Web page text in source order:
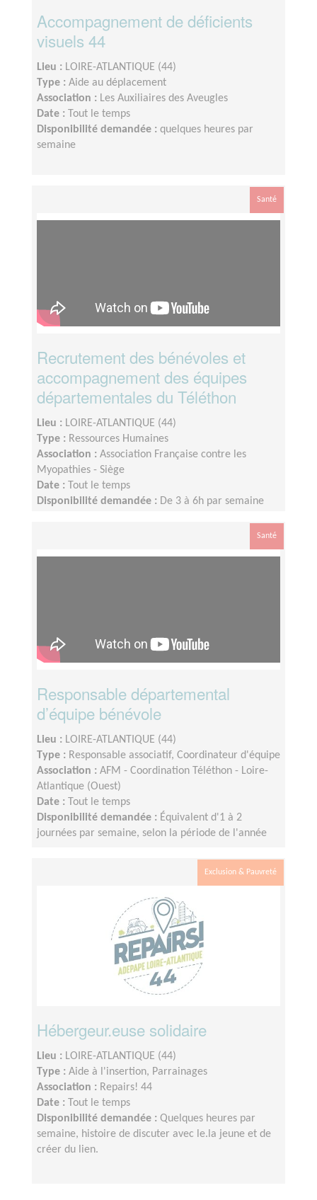
Accompagnement de déficients
visuels 44
Lieu : LOIRE-ATLANTIQUE (44)
Type : Aide au déplacement
Association : Les Auxiliaires des Aveugles
Date :
Tout le temps
Disponibilité demandée : quelques heures par
semaine
Santé
Recrutement des bénévoles et
accompagnement des équipes
départementales du Téléthon
Lieu : LOIRE-ATLANTIQUE (44)
Type : Ressources Humaines
Association : Association Française contre les
Myopathies - Siège
Date :
Tout le temps
Disponibilité demandée : De 3 à 6h par semaine
Santé
Responsable départemental
d’équipe bénévole
Lieu : LOIRE-ATLANTIQUE (44)
Type : Responsable associatif, Coordinateur d'équipe
Association : AFM - Coordination Téléthon - Loire-
Atlantique (Ouest)
Date :
Tout le temps
Disponibilité demandée : Équivalent d'1 à 2
journées par semaine, selon la période de l'année
Exclusion & Pauvreté
Hébergeur.euse solidaire
Lieu : LOIRE-ATLANTIQUE (44)
Type : Aide à l'insertion, Parrainages
Association : Repairs! 44
Date :
Tout le temps
Disponibilité demandée : Quelques heures par
semaine, histoire de discuter avec le.la jeune et de
créer du lien.